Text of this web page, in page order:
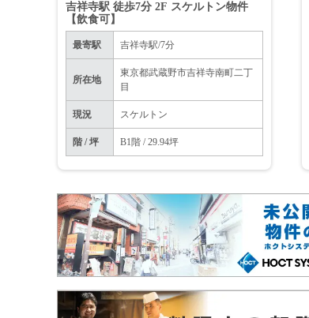
吉祥寺駅 徒歩7分 2F スケルトン物件
【飲食可】
最寄駅 吉祥寺駅/7分
所在地
東京都武蔵野市吉祥寺南町二丁
目
現況 スケルトン
階 / 坪 B1階 / 29.94坪